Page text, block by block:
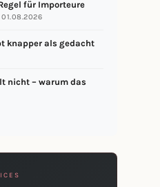
für Importeure
01.08.2026
knapper als gedacht
nicht – warum das